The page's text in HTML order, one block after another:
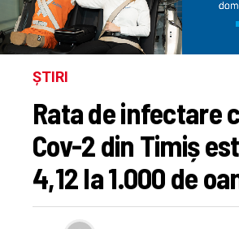
ȘTIRI
Rata de infectare
Cov-2 din Timiș
4,12 la 1.000 de